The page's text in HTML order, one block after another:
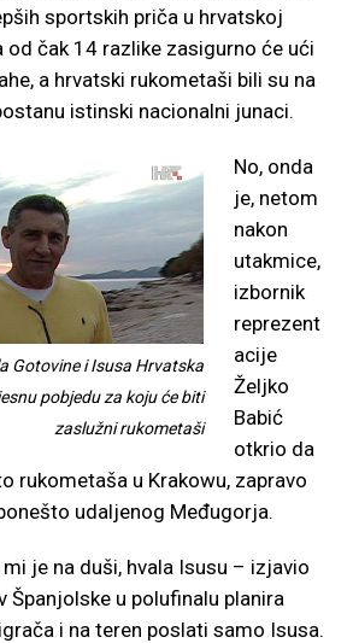
sportskih priča u hrvatskoj
od čak 14 razlike zasigurno će ući
a hrvatski rukometaši bili su na
istinski nacionalni junaci.
Gotovine i Isusa Hrvatska
pobjedu za koju će biti
zaslužni rukometaši
No, onda
je, netom
nakon
utakmice,
izbornik
reprezent
acije
Željko
Babić
otkrio da
rukometaša u Krakowu, zapravo
udaljenog Međugorja.
je na duši, hvala Isusu – izjavio
Španjolske u polufinalu planira
i na teren poslati samo Isusa.